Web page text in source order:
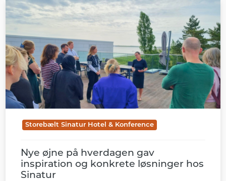
Storebælt Sinatur Hotel & Konference
Nye øjne på hverdagen gav
inspiration og konkrete løsninger hos
Sinatur